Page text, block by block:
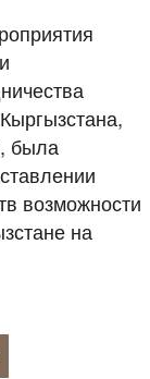
была
возможности
на